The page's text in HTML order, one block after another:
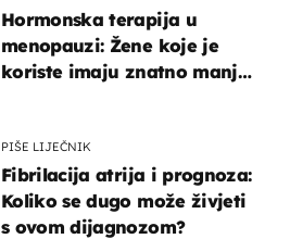
Hormonska terapija u
menopauzi: Žene koje je
koriste imaju znatno manji
PIŠE LIJEČNIK
Fibrilacija atrija i prognoza:
Koliko se dugo može živjeti
s ovom dijagnozom?